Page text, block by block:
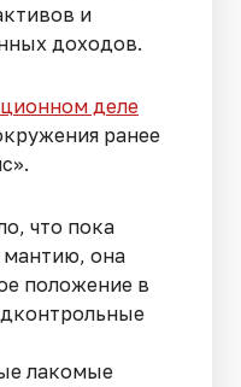
и
доходов.
деле
ранее
что пока
мантию, она
положение в
лакомые